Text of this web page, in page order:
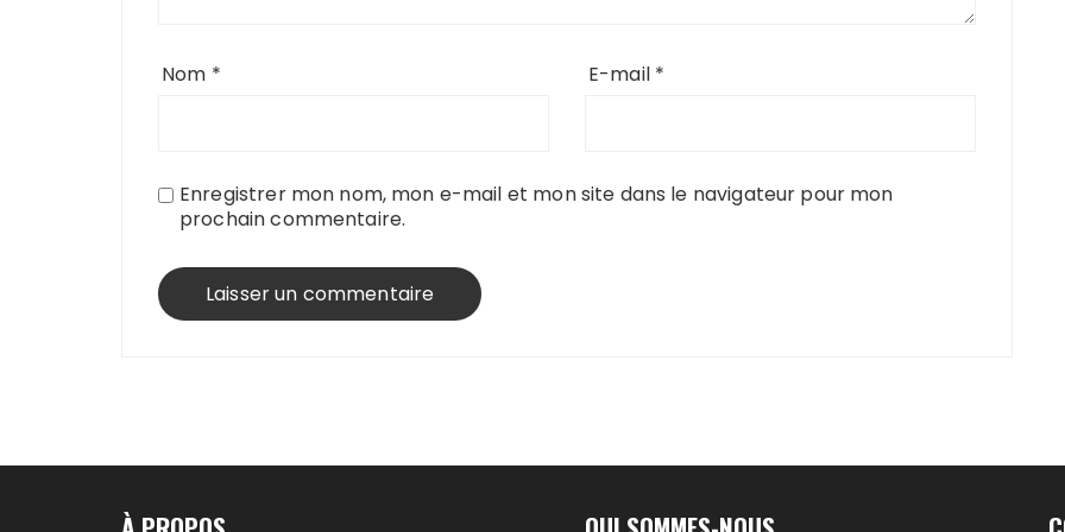
Nom * E-mail *
Enregistrer mon nom, mon e-mail et mon site dans le navigateur pour mon
prochain commentaire.